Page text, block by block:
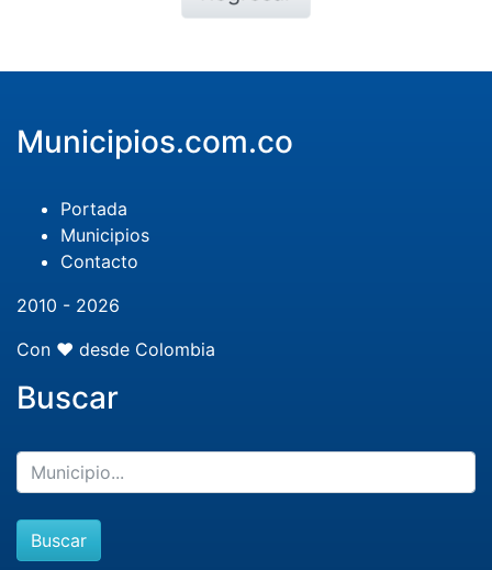
Municipios.com.co
Portada
Municipios
Contacto
2010 - 2026
Con ❤️ desde Colombia
Buscar
Buscar